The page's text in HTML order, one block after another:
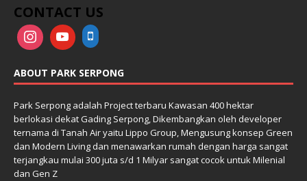
CONTACT US
ABOUT PARK SERPONG
Park Serpong adalah Project terbaru Kawasan 400 hektar
berlokasi dekat Gading Serpong, Dikembangkan oleh developer
ternama di Tanah Air yaitu Lippo Group, Mengusung konsep Green
dan Modern Living dan menawarkan rumah dengan harga sangat
terjangkau mulai 300 juta s/d 1 Milyar sangat cocok untuk Milenial
dan Gen Z